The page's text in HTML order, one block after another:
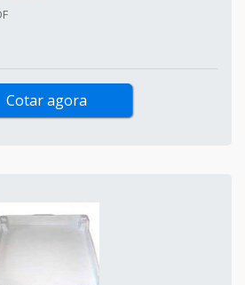
Cotar agora